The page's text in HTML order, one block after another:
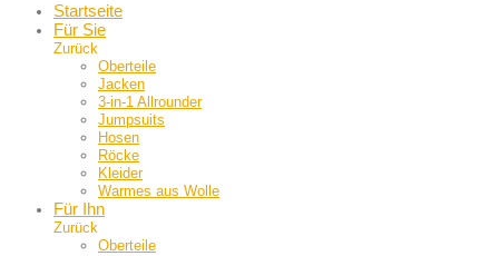
Startseite
Für Sie
Zurück
Oberteile
Jacken
3-in-1 Allrounder
Jumpsuits
Hosen
Röcke
Kleider
Warmes aus Wolle
Für Ihn
Zurück
Oberteile